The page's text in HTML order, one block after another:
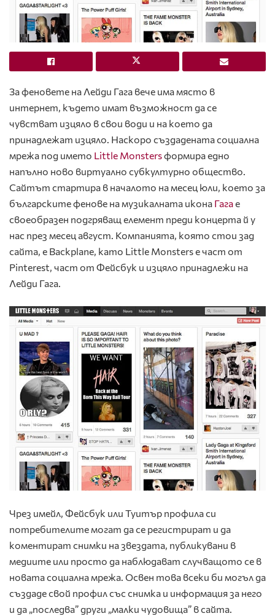
За феновете на Лейди Гага вече има място в
интернет, където имат възможност да се
чувстват изцяло в свои води и на което да
принадлежат изцяло. Наскоро създадената социална
мрежа под името Little Monstersформира едно
напълно ново виртуално субкултурно общество.
Сайтът стартира в началото на месец юли, което за
българските фенове на музикалната икона Гагае
своеобразен подгряващ елемент преди концерта й у
нас през месец август. Компанията, която стои зад
сайта, е Backplane, като Little Monsters е част от
Pinterest, част от Фейсбук и изцяло принадлежи на
Лейди Гага.
Чрез имейл, Фейсбук или Туитър профила си
потребителите могат да се регистрират и да
коментират снимки на звездата, публикувани в
медиите или просто да наблюдават случващото се в
новата социална мрежа. Освен това всеки би могъл да
създаде свой профил със снимка и информация за него
и да „последва” други „малки чудовища” в сайта.